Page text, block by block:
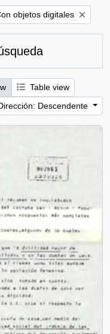
filter:
objetos digitales
Table view
Descendente